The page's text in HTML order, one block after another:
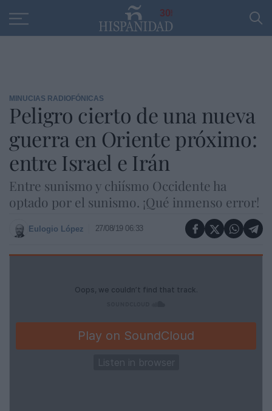
30
MINUCIAS RADIOFÓNICAS
Peligro cierto de una nueva
guerra en Oriente próximo:
entre Israel e Irán
Entre sunismo y chiísmo Occidente ha
optado por el sunismo. ¡Qué inmenso error!
Eulogio López 27/08/19 06:33